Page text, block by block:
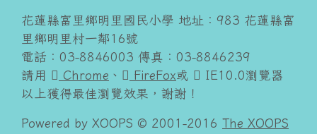
花蓮縣富里鄉明里國民小學 地址：983 花蓮縣富
里鄉明里村一鄰16號
電話：03-8846003 傳真：03-8846239
請用
Chrome 、 FireFox或
IE10.0瀏覽器
以上獲得最佳瀏覽效果，謝謝！
Powered by XOOPS © 2001-2016 The XOOPS